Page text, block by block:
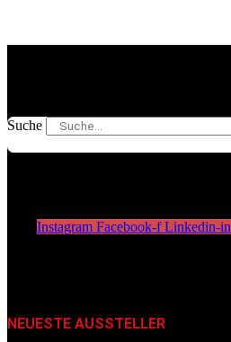
Suche
Instagram Facebook-f Linkedin-in
NEUESTE AUSSTELLER